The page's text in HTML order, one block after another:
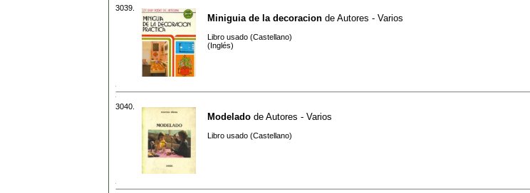
3039.
Miniguia de la decoracion de Autores - Varios
Libro usado (Castellano)
(Inglés)
3040.
Modelado de Autores - Varios
Libro usado (Castellano)